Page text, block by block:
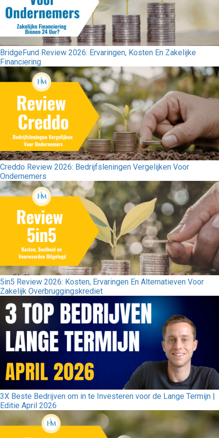
BridgeFund Review 2026: Ervaringen, Kosten En Zakelijke
Financiering
Creddo Review 2026: Bedrijfsleningen Vergelijken Voor
Ondernemers
5in5 Review 2026: Kosten, Ervaringen En Alternatieven Voor
Zakelijk Overbruggingskrediet
3X Beste Bedrijven om in te Investeren voor de Lange Termijn |
Editie April 2026